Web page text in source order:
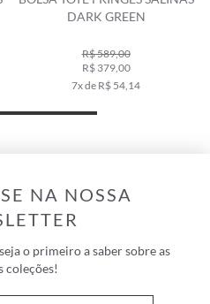
DARK GREEN
R$ 589,00
R$ 379,00
7x de R$ 54,14
NA NOSSA
o primeiro a saber sobre as
coleções!